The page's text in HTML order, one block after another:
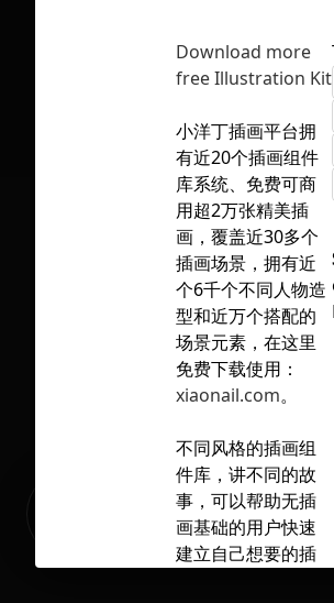
First Loading might take a
depending on your file size.
Ready to build your Apps with
Download more
free Illustration Kit
小洋丁插画平台拥
有近20个插画组件
库系统、免费可商
用超2万张精美插
画，覆盖近30多个
插画场景，拥有近
个6千个不同人物造
型和近万个搭配的
场景元素，在这里
免费下载使用：
xiaonail.com。
不同风格的插画组
件库，讲不同的故
事，可以帮助无插
画基础的用户快速
建立自己想要的插